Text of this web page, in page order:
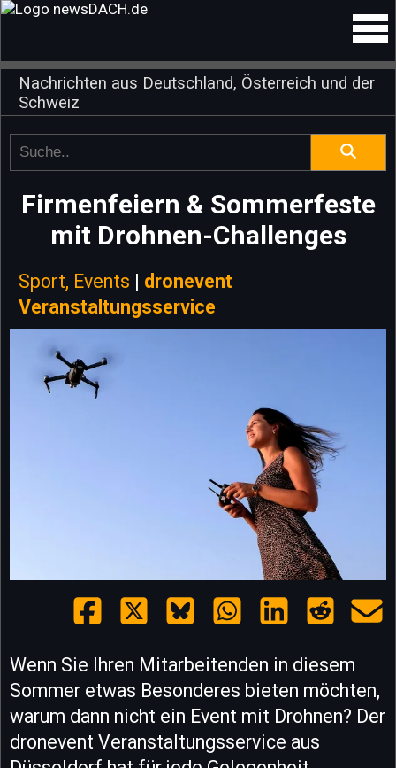
Nachrichten aus Deutschland, Österreich und der
Schweiz
Firmenfeiern & Sommerfeste
mit Drohnen-Challenges
Sport, Events | dronevent
Veranstaltungsservice
Wenn Sie Ihren Mitarbeitenden in diesem
Sommer etwas Besonderes bieten möchten,
warum dann nicht ein Event mit Drohnen? Der
dronevent Veranstaltungsservice aus